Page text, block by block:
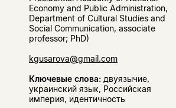
Economy and Public Administration,
Department of Cultural Studies and
Social Communication, associate
professor; PhD)
kgusarova@gmail.com
Ключевые слова:двуязычие,
украинский язык, Российская
империя, идентичность